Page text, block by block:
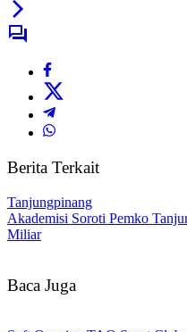
Berita Terkait
Tanjungpinang
Akademisi Soroti Pemko
Miliar
Baca Juga